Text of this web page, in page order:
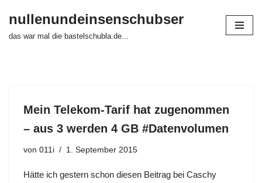
Zum
nullenundeinsenschubser
das war mal die bastelschubla.de...
Mein Telekom-Tarif hat zugenommen
– aus 3 werden 4 GB #Datenvolumen
von 011i 1. September 2015
Hätte ich gestern schon diesen Beitrag bei Caschy